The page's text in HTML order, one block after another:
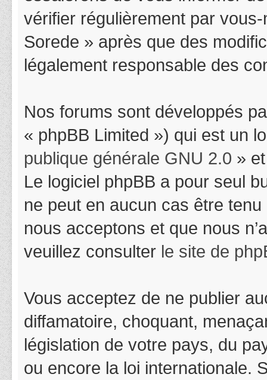
vérifier régulièrement par
Sorede » après que des
légalement responsable des
Nos forums sont développés
« phpBB Limited ») qui est un
publique générale GNU 2.0 »
Le logiciel phpBB a pour seul
ne peut en aucun cas être
nous acceptons et que nous
veuillez consulter le site de
Vous acceptez de ne publier
diffamatoire, choquant,
législation de votre pays, du
ou encore la loi internationale.